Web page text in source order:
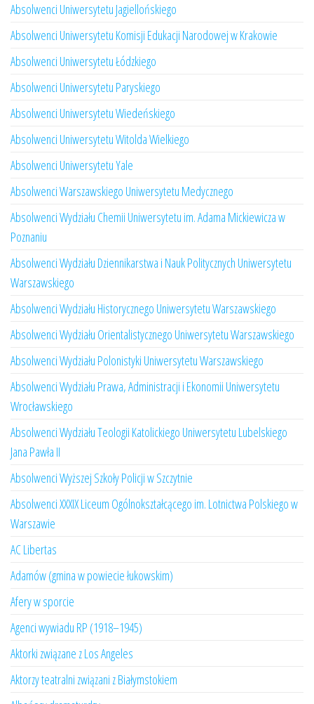
Absolwenci Uniwersytetu Jagiellońskiego
Absolwenci Uniwersytetu Komisji Edukacji Narodowej w Krakowie
Absolwenci Uniwersytetu Łódzkiego
Absolwenci Uniwersytetu Paryskiego
Absolwenci Uniwersytetu Wiedeńskiego
Absolwenci Uniwersytetu Witolda Wielkiego
Absolwenci Uniwersytetu Yale
Absolwenci Warszawskiego Uniwersytetu Medycznego
Absolwenci Wydziału Chemii Uniwersytetu im. Adama Mickiewicza w
Poznaniu
Absolwenci Wydziału Dziennikarstwa i Nauk Politycznych Uniwersytetu
Warszawskiego
Absolwenci Wydziału Historycznego Uniwersytetu Warszawskiego
Absolwenci Wydziału Orientalistycznego Uniwersytetu Warszawskiego
Absolwenci Wydziału Polonistyki Uniwersytetu Warszawskiego
Absolwenci Wydziału Prawa, Administracji i Ekonomii Uniwersytetu
Wrocławskiego
Absolwenci Wydziału Teologii Katolickiego Uniwersytetu Lubelskiego
Jana Pawła II
Absolwenci Wyższej Szkoły Policji w Szczytnie
Absolwenci XXXIX Liceum Ogólnokształcącego im. Lotnictwa Polskiego w
Warszawie
AC Libertas
Adamów (gmina w powiecie łukowskim)
Afery w sporcie
Agenci wywiadu RP (1918–1945)
Aktorki związane z Los Angeles
Aktorzy teatralni związani z Białymstokiem